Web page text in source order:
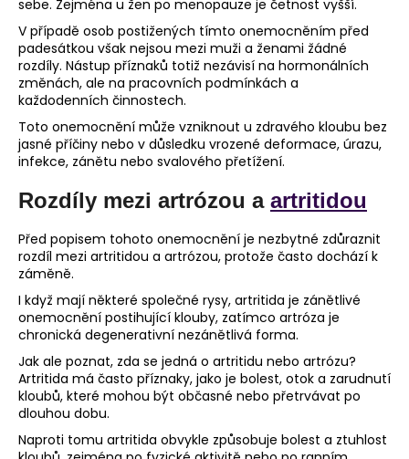
sebe. Zejména u žen po menopauze je četnost vyšší.
V případě osob postižených tímto onemocněním před
padesátkou však nejsou mezi muži a ženami žádné
rozdíly. Nástup příznaků totiž nezávisí na hormonálních
změnách, ale na pracovních podmínkách a
každodenních činnostech.
Toto onemocnění může vzniknout u zdravého kloubu bez
jasné příčiny nebo v důsledku vrozené deformace, úrazu,
infekce, zánětu nebo svalového přetížení.
Rozdíly mezi artrózou a artritidou
Před popisem tohoto onemocnění je nezbytné zdůraznit
rozdíl mezi artritidou a artrózou, protože často dochází k
záměně.
I když mají některé společné rysy, artritida je zánětlivé
onemocnění postihující klouby, zatímco artróza je
chronická degenerativní nezánětlivá forma.
Jak ale poznat, zda se jedná o artritidu nebo artrózu?
Artritida má často příznaky, jako je bolest, otok a zarudnutí
kloubů, které mohou být občasné nebo přetrvávat po
dlouhou dobu.
Naproti tomu artritida obvykle způsobuje bolest a ztuhlost